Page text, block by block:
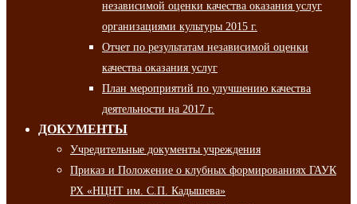
независимой оценки качества оказания услуг
организациями культуры 2015 г.
Отчет по результатам независимой оценки
качества оказания услуг
План мероприятий по улучшению качества
деятельности на 2017 г.
ДОКУМЕНТЫ
Учредительные документы учреждения
Приказ и Положение о клубных формированиях ГАУК
РХ «НЦНТ им. С.П. Кадышева»